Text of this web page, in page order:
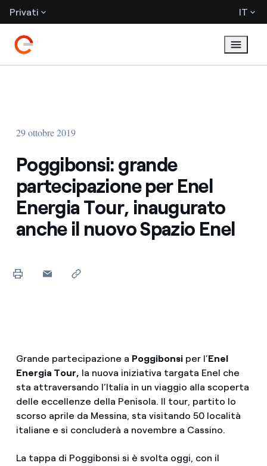
Privati IT
29 ottobre 2019
Poggibonsi: grande
partecipazione per Enel
Energia Tour, inaugurato
anche il nuovo Spazio Enel
Grande partecipazione a Poggibonsiper l’Enel
Energia Tour, la nuova iniziativa targata Enel che
sta attraversando l’Italia in un viaggio alla scoperta
delle eccellenze della Penisola. Il tour, partito lo
scorso aprile da Messina, sta visitando 50 località
italiane e si concluderà a novembre a Cassino.
La tappa di Poggibonsi si è svolta oggi, con il